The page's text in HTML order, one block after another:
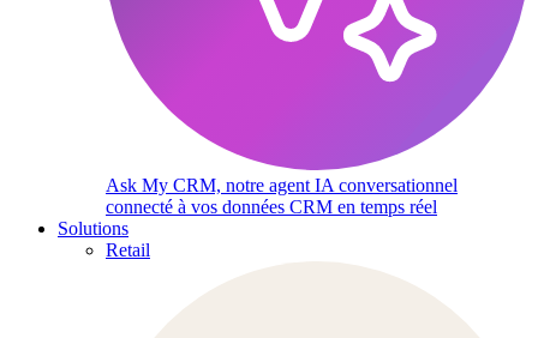
Ask My CRM, notre agent IA conversationnel
connecté à vos données CRM en temps réel
Solutions
Retail